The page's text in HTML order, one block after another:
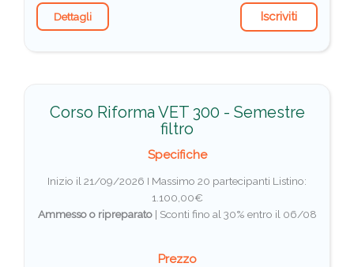
Dettagli Iscriviti
Corso Riforma VET 300 - Semestre
filtro
Specifiche
Inizio il 21/09/2026 I Massimo 20 partecipanti Listino:
1.100,00€
Ammesso o ripreparato| Sconti fino al 30% entro il 06/08
Prezzo